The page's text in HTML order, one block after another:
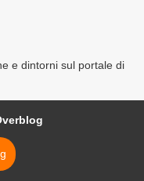
e dintorni sul portale di